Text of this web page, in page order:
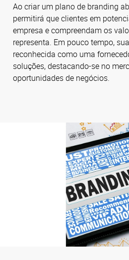
Ao criar um plano de branding
permitirá que clientes em
empresa e compreendam os
representa. Em pouco tempo,
reconhecida como uma
soluções, destacando-se no
oportunidades de negócios.